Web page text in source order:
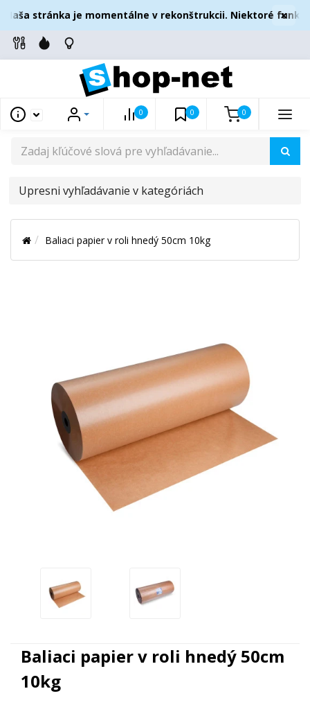
stránka je momentálne v rekonštrukcii. Niektoré ×
0 0 0
UPRESNI
V
KATEGÓRIÁCH
Baliaci papier v roli hnedý 50cm 10kg
Baliaci papier v roli hnedý 50cm
10kg